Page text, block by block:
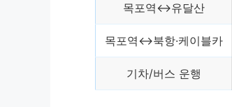
목포역↔유달산
목포역↔북항·케이블카
기차/버스 운행